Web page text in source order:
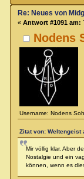
Nodens
Username: Nodens
Re: Neues von
« Antwort #1091 am:
Zitat von: Weltengeist
Mir völlig klar. Aber
Nostalgie und ein
können, wenn es